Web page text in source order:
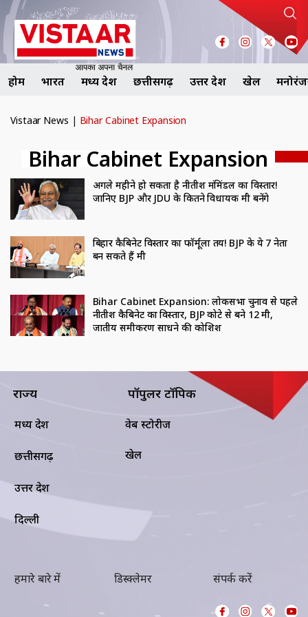
होम भारत मध्य प्रदेश छत्तीसगढ़ उत्तर प्रदेश खेल
Vistaar News | Bihar Cabinet Expansion
Bihar Cabinet Expansion
अगले महीने हो सकता है नीतीश मंत्रिमंडल का विस्तार!
जानिए BJP और JDU के कितने विधायक मंत्री बनेंगे
बिहार कैबिनेट विस्तार का फॉर्मूला तय! BJP के ये 7 नेता
बन सकते हैं मंत्री
Bihar Cabinet Expansion: लोकसभा चुनाव से पहले
नीतीश कैबिनेट का विस्तार, BJP कोटे से बने 12 मंत्री,
जातीय समीकरण साधने की कोशिश
राज्य
मध्य प्रदेश
छत्तीसगढ़
उत्तर प्रदेश
दिल्ली
पॉपुलर टॉपिक
वेब स्टोरीज
खेल
हमारे बारे में डिस्क्लेमर संपर्क करें